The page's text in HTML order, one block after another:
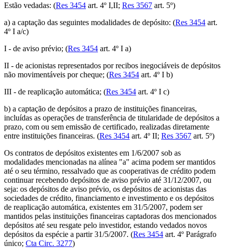
Estão vedadas: (Res 3454 art. 4º I,II; Res 3567 art. 5º)
a) a captação das seguintes modalidades de depósito: (Res 3454 art.
4º I a/c)
I - de aviso prévio; (Res 3454 art. 4º I a)
II - de acionistas representados por recibos inegociáveis de depósitos
não movimentáveis por cheque; (Res 3454 art. 4º I b)
III - de reaplicação automática; (Res 3454 art. 4º I c)
b) a captação de depósitos a prazo de instituições financeiras,
incluídas as operações de transferência de titularidade de depósitos a
prazo, com ou sem emissão de certificado, realizadas diretamente
entre instituições financeiras. (Res 3454 art. 4º II; Res 3567 art. 5º)
Os contratos de depósitos existentes em 1/6/2007 sob as
modalidades mencionadas na alínea "a" acima podem ser mantidos
até o seu término, ressalvado que as cooperativas de crédito podem
continuar recebendo depósitos de aviso prévio até 31/12/2007, ou
seja: os depósitos de aviso prévio, os depósitos de acionistas das
sociedades de crédito, financiamento e investimento e os depósitos
de reaplicação automática, existentes em 31/5/2007, podem ser
mantidos pelas instituições financeiras captadoras dos mencionados
depósitos até seu resgate pelo investidor, estando vedados novos
depósitos da espécie a partir 31/5/2007. (Res 3454 art. 4º Parágrafo
único; Cta Circ. 3277)